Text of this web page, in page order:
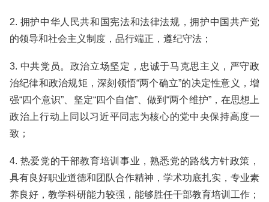
2. 拥护中华人民共和国宪法和法律法规，拥护中国共产党
的领导和社会主义制度，品行端正，遵纪守法；
3. 中共党员。政治立场坚定，忠诚于马克思主义，严守政
治纪律和政治规矩，深刻领悟“两个确立”的决定性意义，增
强“四个意识”、坚定“四个自信”、做到“两个维护”，在思想上
政治上行动上同以习近平同志为核心的党中央保持高度一
致；
4. 热爱党的干部教育培训事业，熟悉党的路线方针政策，
具有良好职业道德和团队合作精神，学术功底扎实，专业素
养良好，教学科研能力较强，能够胜任干部教育培训工作；